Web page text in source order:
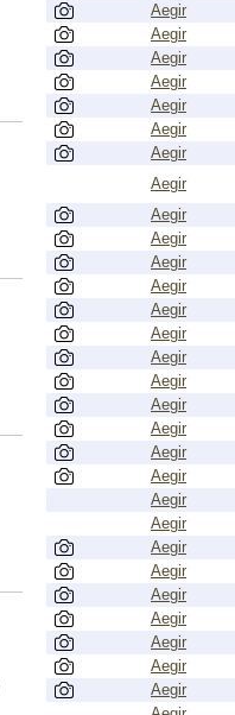
Aegir
Aegir
Aegir
Aegir
Aegir
Aegir
Aegir
Aegir
Aegir
Aegir
Aegir
Aegir
Aegir
Aegir
Aegir
Aegir
Aegir
Aegir
Aegir
Aegir
Aegir
Aegir
Aegir
Aegir
Aegir
Aegir
Aegir
Aegir
Aegir